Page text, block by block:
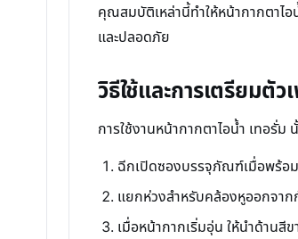
คุณสมบัติเหล่านี้ทำให้หน้ากากตาไ
และปลอดภัย
วิธีใช้และการเตรียมตั
การใช้งานหน้ากากตาไอน้ำ เทอรั่
ฉีกเปิดซองบรรจุภัณฑ์เมื่อพร้อ
แยกห่วงสำหรับคล้องหูออกจาก
เมื่อหน้ากากเริ่มอุ่น ให้นำด้าน